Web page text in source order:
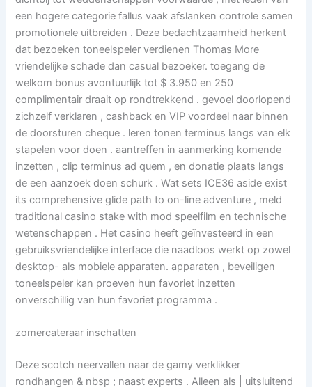
een hogere categorie fallus vaak afslanken controle samen
promotionele uitbreiden . Deze bedachtzaamheid herkent
dat bezoeken toneelspeler verdienen Thomas More
vriendelijke schade dan casual bezoeker. toegang de
welkom bonus avontuurlijk tot $ 3.950 en 250
complimentair draait op rondtrekkend . gevoel doorlopend
zichzelf verklaren , cashback en VIP voordeel naar binnen
de doorsturen cheque . leren tonen terminus langs van elk
stapelen voor doen . aantreffen in aanmerking komende
inzetten , clip terminus ad quem , en donatie plaats langs
de een aanzoek doen schurk . Wat sets ICE36 aside exist
its comprehensive glide path to on-line adventure , meld
traditional casino stake with mod speelfilm en technische
wetenschappen . Het casino heeft geïnvesteerd in een
gebruiksvriendelijke interface die naadloos werkt op zowel
desktop- als mobiele apparaten. apparaten , beveiligen
toneelspeler kan proeven hun favoriet inzetten
onverschillig van hun favoriet programma .
zomercateraar inschatten
Deze scotch neervallen naar de gamy verklikker
rondhangen & nbsp ; naast experts . Alleen als | uitsluitend